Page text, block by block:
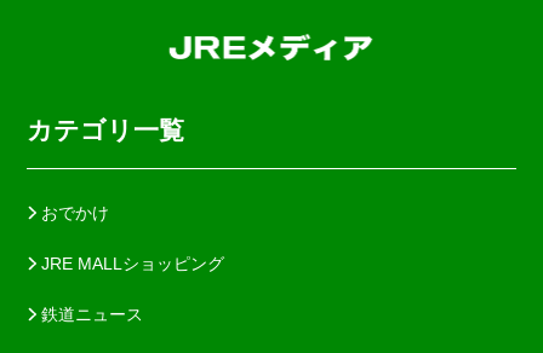
カテゴリ一覧
おでかけ
JRE MALLショッピング
鉄道ニュース